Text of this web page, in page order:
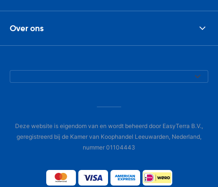
Over ons
Deze website is eigendom van en wordt beheerd door EasyTerra B.V.,
geregistreerd bij de Kamer van Koophandel Leeuwarden, Nederland,
nummer 01104443